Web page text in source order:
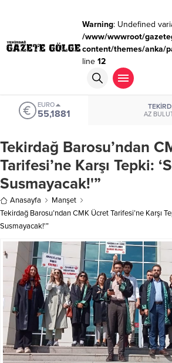
Warning: Undefined
/www/wwwroot/
content/themes/anka/
line 12
EURO
55,1881 AZ
Tekirdağ Barosu’ndan
Tarifesi’ne Karşı Tepki:
Susmayacak!'”
Anasayfa
Manşet
Tekirdağ Barosu’ndan CMK Ücret Tarifesi’ne Karşı
Susmayacak!'”